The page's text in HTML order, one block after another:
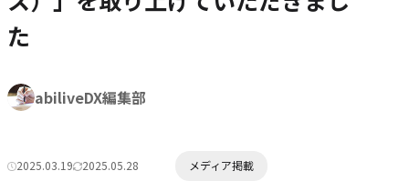
た
著
者:
abiliveDX編集部
公2025.03.19更2025.05.28 メディア掲載